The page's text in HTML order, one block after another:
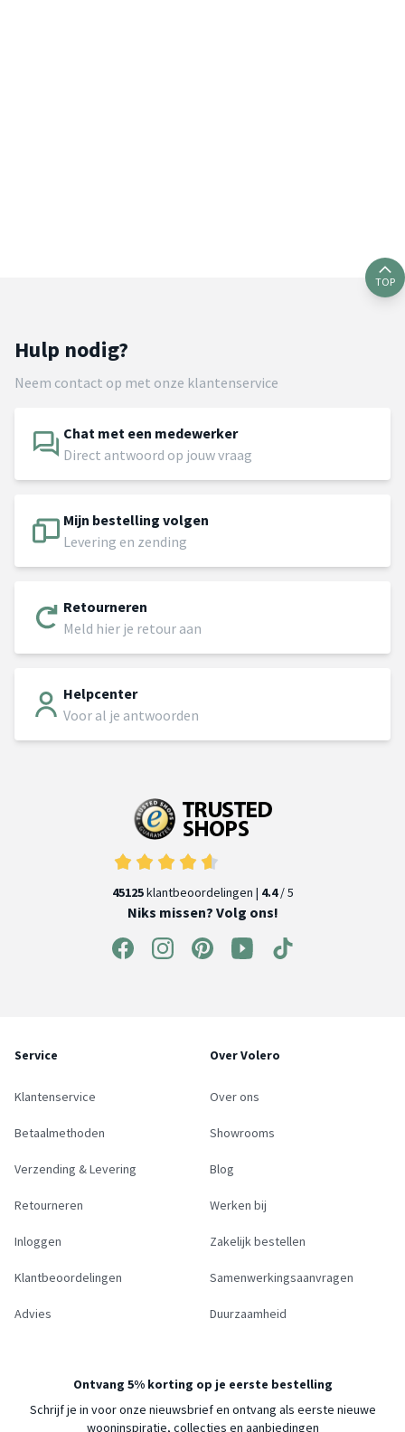
TOP
Hulp nodig?
Neem contact op met onze klantenservice
Chat met een medewerker
Direct antwoord op jouw vraag
Mijn bestelling volgen
Levering en zending
Retourneren
Meld hier je retour aan
Helpcenter
Voor al je antwoorden
45125klantbeoordelingen | 4.4/ 5
Niks missen? Volg ons!
Service
Klantenservice
Betaalmethoden
Verzending & Levering
Retourneren
Inloggen
Klantbeoordelingen
Advies
Over Volero
Over ons
Showrooms
Blog
Werken bij
Zakelijk bestellen
Samenwerkingsaanvragen
Duurzaamheid
Ontvang 5% korting op je eerste bestelling
Schrijf je in voor onze nieuwsbrief en ontvang als eerste nieuwe
wooninspiratie, collecties en aanbiedingen